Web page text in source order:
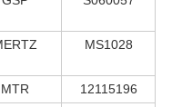
MS1028
MTR
12115196